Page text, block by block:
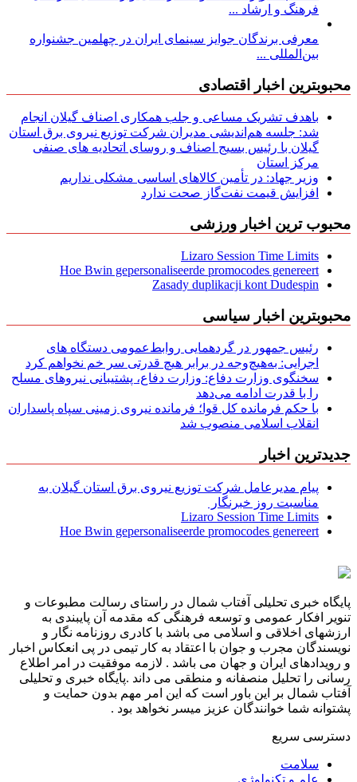
فرهنگ و ارشاد ...
معرفی برندگان جوایز سینمای ایران در چهلمین جشنواره
بین‌المللی ...
محبوبترین اخبار اقتصادی
باهدف تشریک مساعی و جلب همکاری اصناف گیلان انجام
شد: جلسه هم‌اندیشی مدیران شركت توزیع نیروی برق استان
گیلان با رئیس بسیج اصناف و روسای اتحادیه های صنفی
مركز استان
وزیر جهاد: در تأمین کالاهای اساسی مشکلی نداریم
افزایش قیمت نفت‌گاز صحت ندارد
محبوب ترین اخبار ورزشی
Lizaro Session Time Limits
Hoe Bwin gepersonaliseerde promocodes genereert
Zasady duplikacji kont Dudespin
محبوبترین اخبار سیاسی
رئیس جمهور در گردهمایی روابط‌عمومی دستگاه های
اجرایی: به‌هیچ‌وجه در برابر هیچ قدرتی سر خم نخواهم کرد
سخنگوی وزارت دفاع: وزارت دفاع، پشتیبانی نیرو‌های مسلح
را با قدرت ادامه می‌دهد
با حکم فرمانده کل قوا؛ فرمانده نیروی زمینی سپاه پاسداران
انقلاب اسلامی منصوب شد
جدیدترین اخبار
پیام مدیرعامل شركت توزیع نیروی برق استان گیلان به
مناسبت روز خبرنگار ‌
Lizaro Session Time Limits
Hoe Bwin gepersonaliseerde promocodes genereert
پایگاه خبری تحلیلی آفتاب شمال در راستای رسالت مطبوعات و
تنویر افکار عمومی و توسعه فرهنگی که مقدمه آن پایبندی به
ارزشهای اخلاقی و اسلامی می باشد با کادری روزنامه نگار و
نویسندگان مجرب و جوان با اعتقاد به کار تیمی در پی انعکاس اخبار
و رویدادهای ایران و جهان می باشد . لازمه موفقیت در امر اطلاع
رسانی را تحلیل منصفانه و منطقی می داند .پایگاه خبری و تحلیلی
آفتاب شمال بر این باور است که این امر مهم بدون حمایت و
پشتوانه شما خوانندگان عزیز میسر نخواهد بود .
دسترسی سریع
سلامت
علم و تکنولوژی